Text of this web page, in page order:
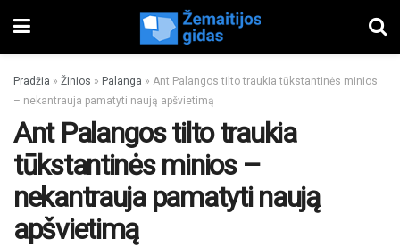
Pradžia » Žinios » Palanga » Ant Palangos tilto traukia tūkstantinės minios
– nekantrauja pamatyti naują apšvietimą
Ant Palangos tilto traukia
tūkstantinės minios –
nekantrauja pamatyti naują
apšvietimą